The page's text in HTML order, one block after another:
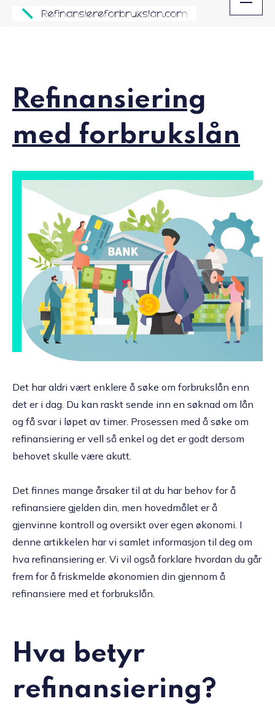
Refinansiering
med forbrukslån
Det har aldri vært enklere å søke om forbrukslån enn
det er i dag. Du kan raskt sende inn en søknad om lån
og få svar i løpet av timer. Prosessen med å søke om
refinansiering er vell så enkel og det er godt dersom
behovet skulle være akutt.
Det finnes mange årsaker til at du har behov for å
refinansiere gjelden din, men hovedmålet er å
gjenvinne kontroll og oversikt over egen økonomi. I
denne artikkelen har vi samlet informasjon til deg om
hva refinansiering er. Vi vil også forklare hvordan du går
frem for å friskmelde økonomien din gjennom å
refinansiere med et forbrukslån.
Hva betyr
refinansiering?